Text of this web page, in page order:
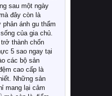
sau một ngày
đây còn là
phản ánh gu thẩm
của gia chủ.
thành chốn
5 sao ngay tại
các bộ sản
cao cấp là
Những sản
mang lại cảm